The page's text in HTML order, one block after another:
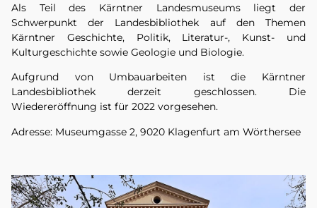
Als Teil des Kärntner Landesmuseums liegt der
Schwerpunkt der Landesbibliothek auf den Themen
Kärntner Geschichte, Politik, Literatur-, Kunst- und
Kulturgeschichte sowie Geologie und Biologie.
Aufgrund von Umbauarbeiten ist die Kärntner
Landesbibliothek derzeit geschlossen. Die
Wiedereröffnung ist für 2022 vorgesehen.
Adresse: Museumgasse 2, 9020 Klagenfurt am Wörthersee